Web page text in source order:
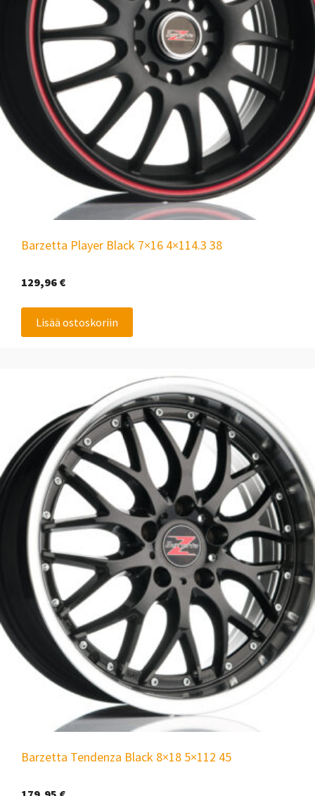
Barzetta Player Black 7×16 4×114.3 38
129,96 €
Lisää ostoskoriin
Barzetta Tendenza Black 8×18 5×112 45